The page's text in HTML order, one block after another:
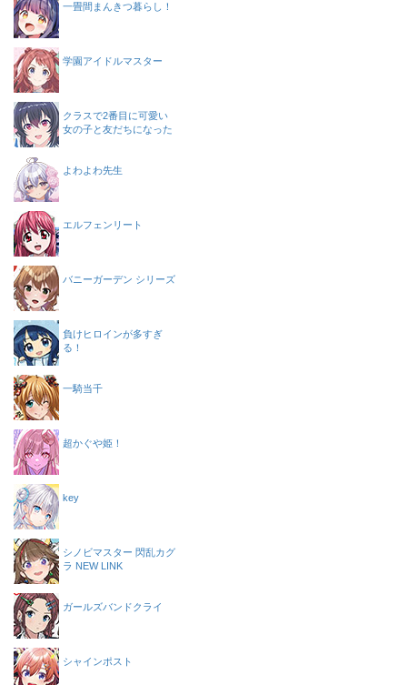
一畳間まんきつ暮らし！
学園アイドルマスター
クラスで2番目に可愛い
女の子と友だちになった
よわよわ先生
エルフェンリート
バニーガーデン シリーズ
負けヒロインが多すぎ
る！
一騎当千
超かぐや姫！
key
シノビマスター 閃乱カグ
ラ NEW LINK
ガールズバンドクライ
シャインポスト